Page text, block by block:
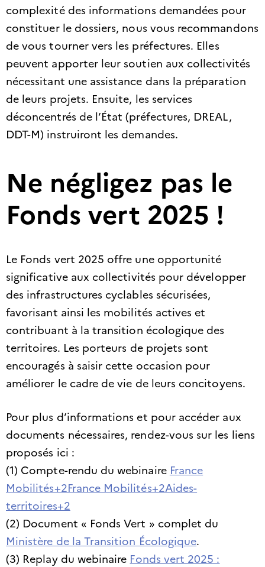
complexité des informations demandées pour
constituer le dossiers, nous vous recommandons
de vous tourner vers les préfectures. Elles
peuvent apporter leur soutien aux collectivités
nécessitant une assistance dans la préparation
de leurs projets. Ensuite, les services
déconcentrés de l’État (préfectures, DREAL,
DDT-M) instruiront les demandes. ​
Ne négligez pas le
Fonds vert 2025 !
Le Fonds vert 2025 offre une opportunité
significative aux collectivités pour développer
des infrastructures cyclables sécurisées,
favorisant ainsi les mobilités actives et
contribuant à la transition écologique des
territoires. Les porteurs de projets sont
encouragés à saisir cette occasion pour
améliorer le cadre de vie de leurs concitoyens.​
Pour plus d’informations et pour accéder aux
documents nécessaires, rendez-vous sur les liens
proposés ici :
(1) Compte-rendu du webinaire France
Mobilités+2France Mobilités+2Aides-
territoires+2
(2) Document « Fonds Vert » complet du
Ministère de la Transition Écologique.
(3) Replay du webinaire Fonds vert 2025 :